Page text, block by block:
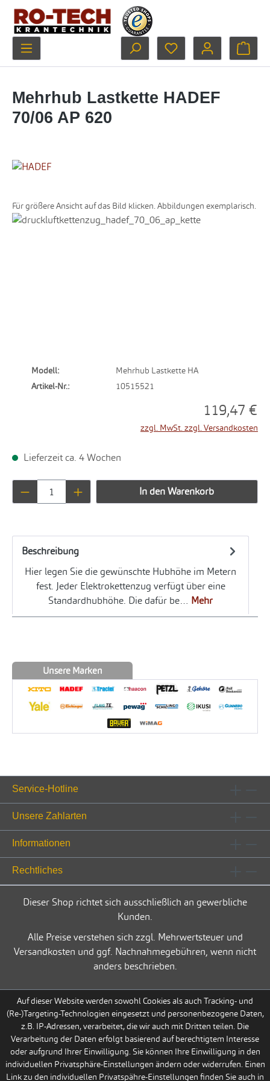
Zum Hauptinhalt springen
Du hast 0 Produkte
Mehrhub Lastkette HADEF
70/06 AP 620
Für größere Ansicht auf das Bild klicken. Abbildungen exemplarisch.
Bildergalerie überspringen
Modell:
Mehrhub Lastkette HA
Artikel-Nr.:
10515521
119,47 €
zzgl. MwSt. zzgl. Versandkosten
Lieferzeit ca. 4 Wochen
Produkt Anzahl: Gib den gewünschten
In den Warenkorb
Beschreibung
Hier legen Sie die gewünschte Hubhöhe im Metern
fest. Jeder Elektrokettenzug verfügt über eine
Standardhubhöhe. Die dafür be… Mehr
Unsere Marken
Service-Hotline
Unsere Zahlarten
Informationen
Rechtliches
Dieser Shop richtet sich ausschließlich an gewerbliche
Kunden.
Alle Preise verstehen sich zzgl. Mehrwertsteuer und
Versandkosten und ggf. Nachnahmegebühren, wenn nicht
anders beschrieben.
Auf dieser Website werden sowohl Cookies als auch Tracking- und
(Re-)Targeting-Technologien eingesetzt und personenbezogene Daten,
z.B. IP-Adressen, verarbeitet, die wir auch mit Dritten teilen. Die
Verarbeitung der Daten erfolgt basierend auf berechtigtem Interesse
oder aufgrund Ihrer Einwilligung. Sie können Ihre Einwilligung in den
individuellen Privatsphäre-Einstellungen ändern oder widerrufen. Einen
Link zu den individuellen Privatspähre-Einstellungen finden Sie auch in